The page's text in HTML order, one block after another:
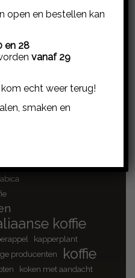
ansjovis cantabrische zee
saffraan
borrelplank
muggine
Capparis spinosa
Crocus Sativus
koffie
kapperplant
producenten koffie
koken met aandacht
open en bestellen kan
en 28
vanaf 29
echt weer terug!
smaken en